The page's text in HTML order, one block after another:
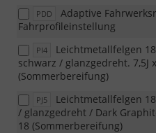
PDD
Adaptive
Fahrprofileinstellung
PI4 Leichtmetallfelgen
schwarz / glanzgedreht. 7,5J
(Sommerbereifung)
PJ5 Leichtmetallfelgen
/ glanzgedreht / Dark
18 (Sommerbereifung)